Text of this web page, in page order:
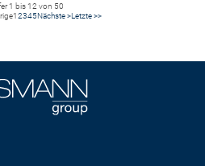
1 bis 12 von 50
12345Nächste >Letzte >>